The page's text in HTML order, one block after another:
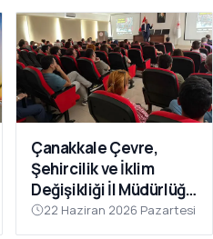
Çanakkale Çevre,
Şehircilik ve İklim
Değişikliği İl Müdürlüğü
Personeline Eğitim
Verildi
22 Haziran 2026 Pazartesi